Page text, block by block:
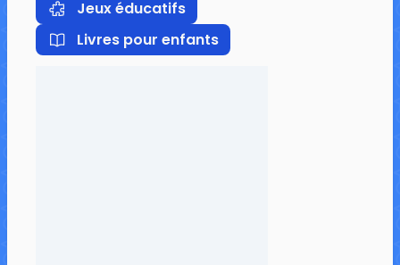
Jeux éducatifs
Livres pour enfants